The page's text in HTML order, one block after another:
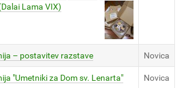
Lama VIX)
– postavitev razstave Novica
"Umetniki za Dom sv. Lenarta" Novica